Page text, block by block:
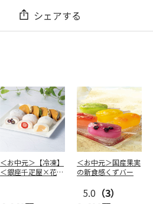
シェアする
＜お中元＞【冷凍】
＜銀座千疋屋×花園
＜お中元＞国産果実
の新食感くずバー
5.0 （3）